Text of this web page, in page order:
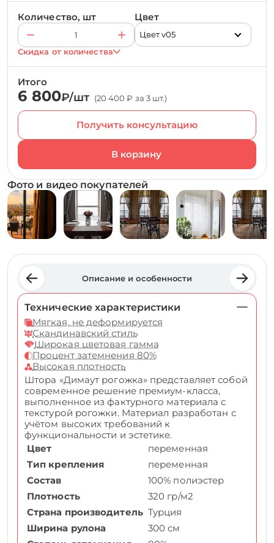
Количество, шт Цвет
Цвет v05
Скидка от количества
Итого
6 800₽/шт (20 400 ₽ за 3 шт.)
Получить консультацию
Фото и видео покупателей
Описание и особенности
Технические характеристики
Мягкая, не деформируется
Скандинавский стиль
Широкая цветовая гамма
Процент затемнения 80%
Высокая плотность
Штора «Димаут рогожка» представляет собой
современное решение премиум-класса,
выполненное из фактурного материала с
текстурой рогожки. Материал разработан с
учётом высоких требований к
функциональности и эстетике.
Цвет
переменная
Тип крепления
переменная
Состав
100% полиэстер
Плотность
320 гр/м2
Страна производитель Турция
Ширина рулона
300 см